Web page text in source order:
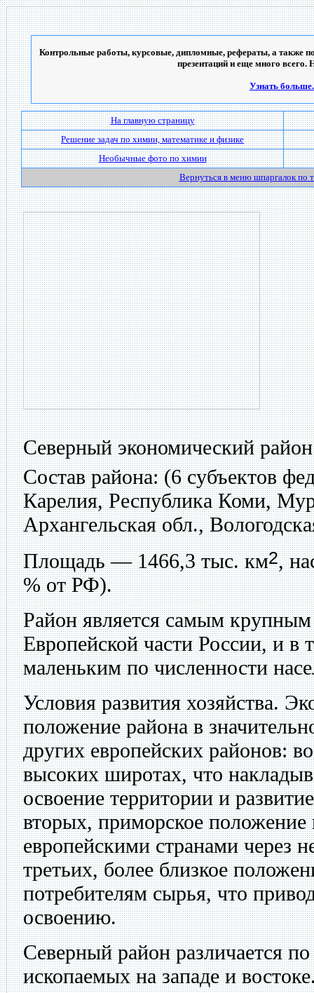
Контрольные работы, курсовые, дипломные, рефераты, а также
презентаций и еще много всего.
Узнать
На главную страницу
Решение задач по химии, математике и физике
Необычные фото по химии
Вернуться в меню шпаргалок по
Северный экономический район
Состав района:(6 субъектов
Карелия, Республика Коми,
Архангельская обл.,
Площадь — 1466,3 тыс. км2,
% от РФ).
Район является самым
Европейской части России, и
маленьким по численности
Условия развития хозяйства.
положение района в
других европейских районов:
высоких широтах, что
освоение территории и
вторых, приморское положение
европейскими странами через
третьих, более близкое
потребителям сырья, что
освоению.
Северный район различается
ископаемых на западе и